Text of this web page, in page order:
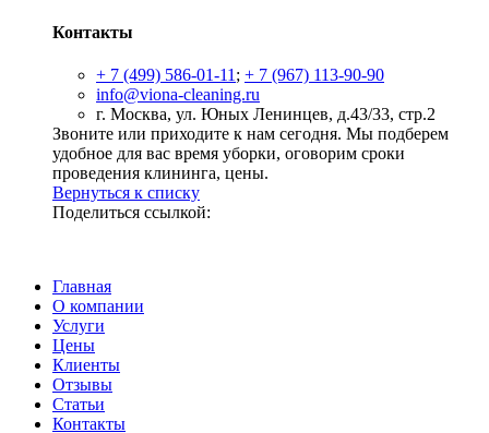
Контакты
+ 7 (499) 586-01-11 ; + 7 (967) 113-90-90
info@viona-cleaning.ru
г. Москва, ул. Юных Ленинцев, д.43/33, стр.2
Звоните или приходите к нам сегодня. Мы подберем
удобное для вас время уборки, оговорим сроки
проведения клининга, цены.
Вернуться к списку
Поделиться ссылкой:
Главная
О компании
Услуги
Цены
Клиенты
Отзывы
Статьи
Контакты